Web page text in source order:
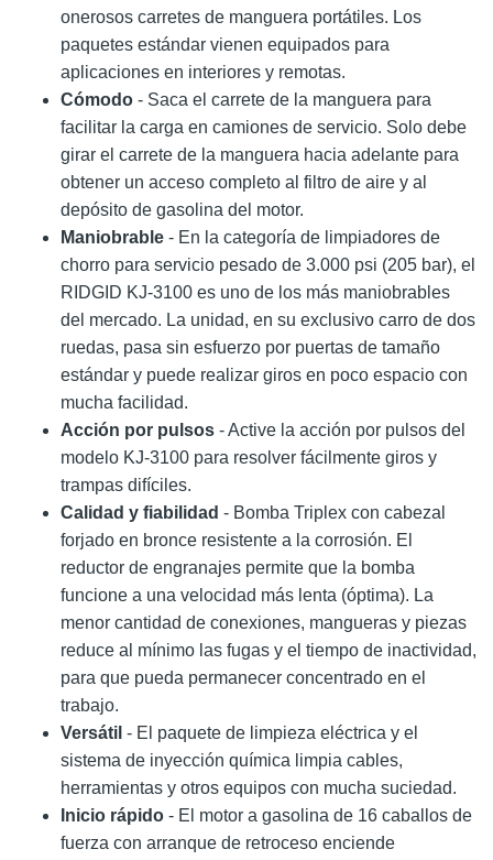
onerosos carretes de manguera portátiles. Los
paquetes estándar vienen equipados para
aplicaciones en interiores y remotas.
Cómodo - Saca el carrete de la manguera para
facilitar la carga en camiones de servicio. Solo debe
girar el carrete de la manguera hacia adelante para
obtener un acceso completo al filtro de aire y al
depósito de gasolina del motor.
Maniobrable - En la categoría de limpiadores de
chorro para servicio pesado de 3.000 psi (205 bar), el
RIDGID KJ-3100 es uno de los más maniobrables
del mercado. La unidad, en su exclusivo carro de dos
ruedas, pasa sin esfuerzo por puertas de tamaño
estándar y puede realizar giros en poco espacio con
mucha facilidad.
Acción por pulsos - Active la acción por pulsos del
modelo KJ-3100 para resolver fácilmente giros y
trampas difíciles.
Calidad y fiabilidad - Bomba Triplex con cabezal
forjado en bronce resistente a la corrosión. El
reductor de engranajes permite que la bomba
funcione a una velocidad más lenta (óptima). La
menor cantidad de conexiones, mangueras y piezas
reduce al mínimo las fugas y el tiempo de inactividad,
para que pueda permanecer concentrado en el
trabajo.
Versátil - El paquete de limpieza eléctrica y el
sistema de inyección química limpia cables,
herramientas y otros equipos con mucha suciedad.
Inicio rápido - El motor a gasolina de 16 caballos de
fuerza con arranque de retroceso enciende